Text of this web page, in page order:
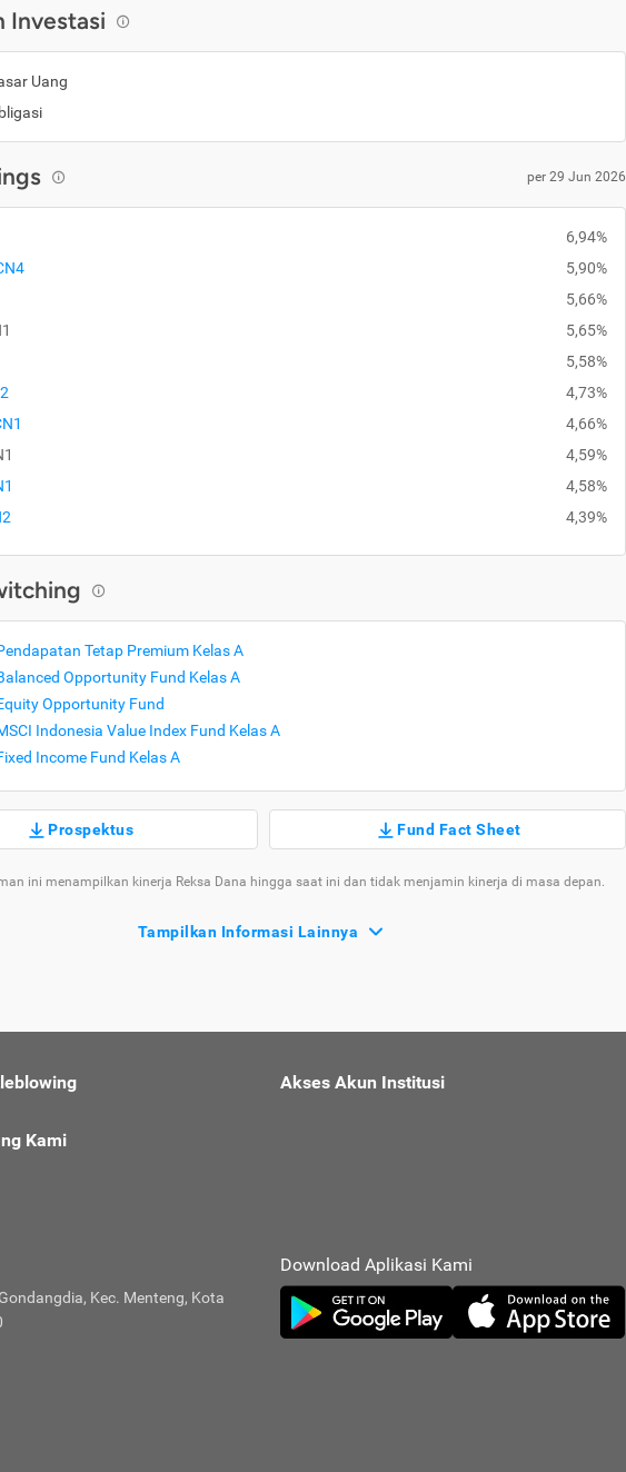
Investasi
Uang
per 29 Jun 2026
6,94%
5,90%
5,66%
5,65%
5,58%
4,73%
4,66%
4,59%
4,58%
4,39%
Tetap Premium Kelas A
Opportunity Fund Kelas A
Opportunity Fund
Indonesia Value Index Fund Kelas A
Income Fund Kelas A
Prospektus Fund Fact Sheet
ini menampilkan kinerja Reksa Dana hingga saat ini dan tidak menjamin kinerja di masa depan.
Tampilkan Informasi Lainnya
Kami
Akses Akun Institusi
Kec. Menteng, Kota
Download Aplikasi Kami